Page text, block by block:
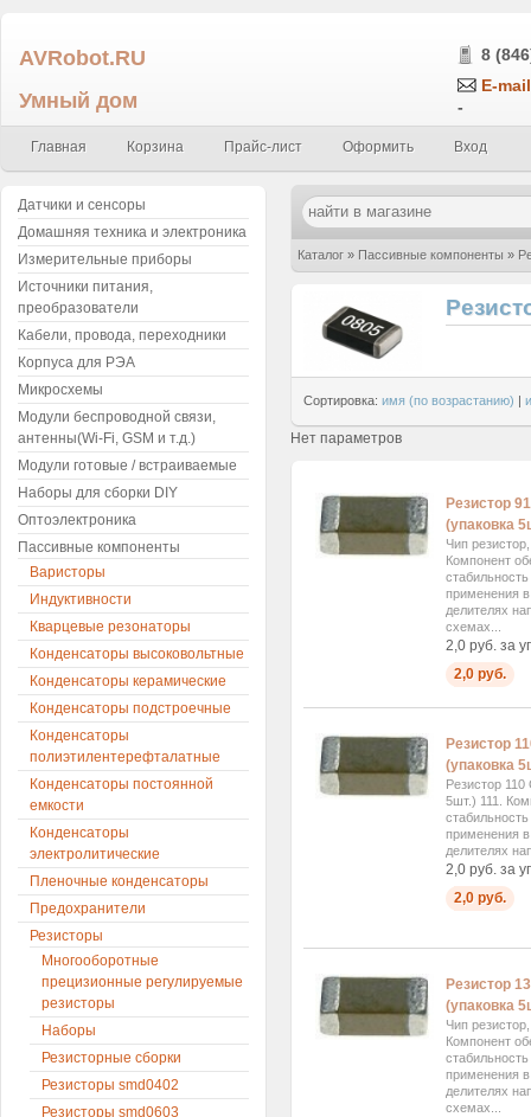
AVRobot.RU
Умный дом
8
E-
-
Главная Корзина Прайс-лист Оформить Вход
Каталог » Пассивные компоненты »
Сортировка: имя (по возрастанию) |
Нет параметров
Резистор
(упаковка
Чип
Компонент
применения в
делителях
схемах...
2,0 руб. за
2,0 руб.
Резистор
(упаковка
Резистор
5шт.) 111.
применения в
делителях
2,0 руб. за
2,0 руб.
Резистор
(упаковка
Чип
Компонент
применения в
делителях
схемах...
Датчики и сенсоры
Домашняя техника и электроника
Измерительные приборы
Источники питания,
преобразователи
Кабели, провода, переходники
Корпуса для РЭА
Микросхемы
Модули беспроводной связи,
антенны(Wi-Fi, GSM и т.д.)
Модули готовые / встраиваемые
Наборы для сборки DIY
Оптоэлектроника
Пассивные компоненты
Варисторы
Индуктивности
Кварцевые резонаторы
Конденсаторы высоковольтные
Конденсаторы керамические
Конденсаторы подстроечные
Конденсаторы
полиэтилентерефталатные
Конденсаторы постоянной
емкости
Конденсаторы
электролитические
Пленочные конденсаторы
Предохранители
Резисторы
Многооборотные
прецизионные регулируемые
резисторы
Наборы
Резисторные сборки
Резисторы smd0402
Резисторы smd0603